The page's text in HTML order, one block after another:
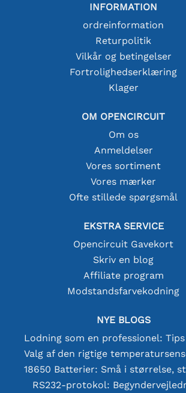
INFORMATION
ordreinformation
Returpolitik
Vilkår og betingelser
Fortrolighedserklæring
Klager
OM OPENCIRCUIT
Om os
Anmeldelser
Vores sortiment
Vores mærker
Ofte stillede spørgsmål
EKSTRA SERVICE
Opencircuit Gavekort
Skriv en blog
Affiliate program
Modstandsfarvekodning
NYE BLOGS
RS232-protokol: